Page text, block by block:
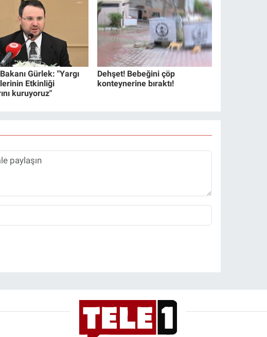
Gürlek: "Yargı
Etkinliği
kuruyoruz"
Dehşet! Bebeğini çöp
konteynerine bıraktı!